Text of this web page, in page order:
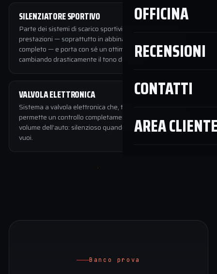
OFFICINA
RECENSIONI
CONTATTI
AREA
SILENZIATORE SPORTIVO
Parte dei sistemi di scarico sportivi: può aumentare le
prestazioni — soprattutto in abbinamento a un impianto
completo — e porta con sé un ottimo suono del motore,
cambiando drasticamente il tono di scarico.
VALVOLA ELETTRONICA
Sistema a valvola elettronica che, tramite telecomando,
permette un controllo completamente personalizzato del
volume dell’auto: silenzioso quando serve, pieno quando
vuoi.
Banco prova